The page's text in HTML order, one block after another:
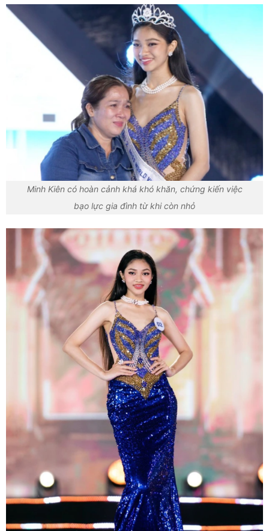
Minh Kiên có hoàn cảnh khá khó khăn, chứng kiến việc
bạo lực gia đình từ khi còn nhỏ